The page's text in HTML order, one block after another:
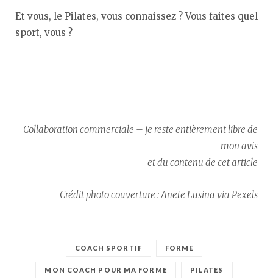
Et vous, le Pilates, vous connaissez ? Vous faites quel
sport, vous ?
Collaboration commerciale – je reste entièrement libre de
mon avis
et du contenu de cet article
Crédit photo couverture : Anete Lusina via Pexels
COACH SPORTIF FORME
MON COACH POUR MA FORME PILATES